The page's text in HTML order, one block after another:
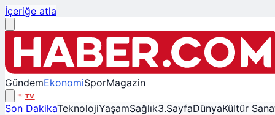
İçeriğe atla
GündemEkonomiSporMagazin
TV
Son DakikaTeknolojiYaşamSağlık3.SayfaDünyaKültür